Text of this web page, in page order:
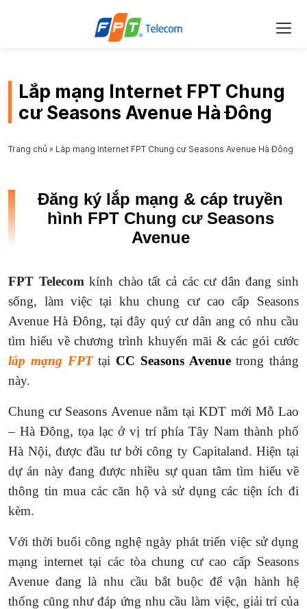
Lắp mạng Internet FPT Chung
cư Seasons Avenue Hà Đông
Trang chủ » Lắp mạng Internet FPT Chung cư Seasons Avenue Hà Đông
Đăng ký lắp mạng & cáp truyền
hình FPT Chung cư Seasons
Avenue
FPT Telecom kính chào tất cả các cư dân đang sinh
sống, làm việc tại khu chung cư cao cấp Seasons
Avenue Hà Đông, tại đây quý cư dân ang có nhu cầu
tìm hiểu về chương trình khuyến mãi & các gói cước
lắp mạng FPTtại CC Seasons Avenuetrong tháng
này.
Chung cư Seasons Avenue nằm tại KDT mới Mỗ Lao
– Hà Đông, tọa lạc ở vị trí phía Tây Nam thành phố
Hà Nội, được đầu tư bởi công ty Capitaland. Hiện tại
dự án này đang được nhiều sự quan tâm tìm hiểu về
thông tin mua các căn hộ và sử dụng các tiện ích đi
kèm.
Với thời buổi công nghệ ngày phát triển việc sử dụng
mạng internet tại các tòa chung cư cao cấp Seasons
Avenue đang là nhu cầu bắt buộc để vận hành hệ
thống cũng như đáp ứng nhu cầu làm việc, giải trí của